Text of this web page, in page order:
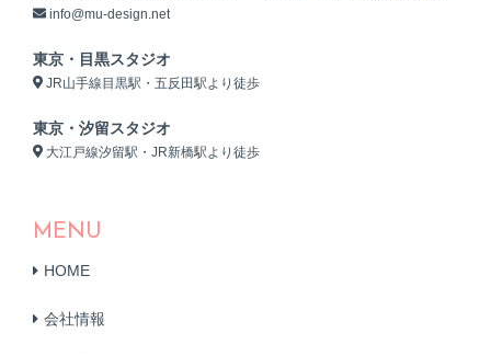
info@mu-design.net
東京・目黒スタジオ
JR山手線目黒駅・五反田駅より徒歩
東京・汐留スタジオ
大江戸線汐留駅・JR新橋駅より徒歩
MENU
HOME
会社情報